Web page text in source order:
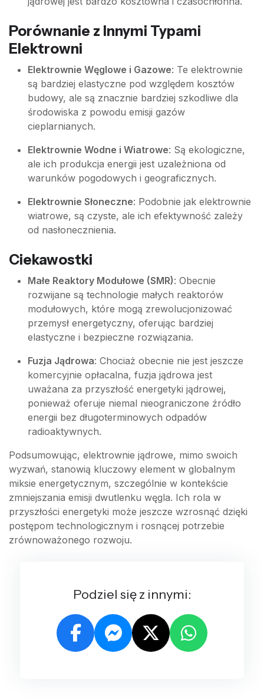
Porównanie z Innymi Typami
Elektrowni
Elektrownie Węglowe i Gazowe: Te elektrownie
są bardziej elastyczne pod względem kosztów
budowy, ale są znacznie bardziej szkodliwe dla
środowiska z powodu emisji gazów
cieplarnianych.
Elektrownie Wodne i Wiatrowe: Są ekologiczne,
ale ich produkcja energii jest uzależniona od
warunków pogodowych i geograficznych.
Elektrownie Słoneczne: Podobnie jak elektrownie
wiatrowe, są czyste, ale ich efektywność zależy
od nasłonecznienia.
Ciekawostki
Małe Reaktory Modułowe (SMR): Obecnie
rozwijane są technologie małych reaktorów
modułowych, które mogą zrewolucjonizować
przemysł energetyczny, oferując bardziej
elastyczne i bezpieczne rozwiązania.
Fuzja Jądrowa: Chociaż obecnie nie jest jeszcze
komercyjnie opłacalna, fuzja jądrowa jest
uważana za przyszłość energetyki jądrowej,
ponieważ oferuje niemal nieograniczone źródło
energii bez długoterminowych odpadów
radioaktywnych.
Podsumowując, elektrownie jądrowe, mimo swoich
wyzwań, stanowią kluczowy element w globalnym
miksie energetycznym, szczególnie w kontekście
zmniejszania emisji dwutlenku węgla. Ich rola w
przyszłości energetyki może jeszcze wzrosnąć dzięki
postępom technologicznym i rosnącej potrzebie
zrównoważonego rozwoju.
Podziel się z innymi: